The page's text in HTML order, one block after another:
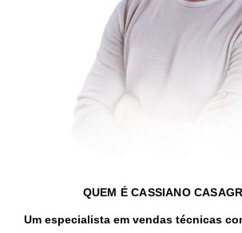
QUEM ÉCASSIANO
Um especialista em vendas técnicas